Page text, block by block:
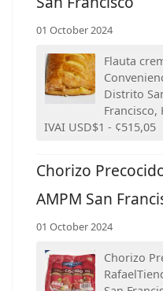
01 October 2024
Flauta
Distrito
Francisco,
IVAI USD$1 - ¢515,05
Chorizo
AMPM San
01 October 2024
Chorizo